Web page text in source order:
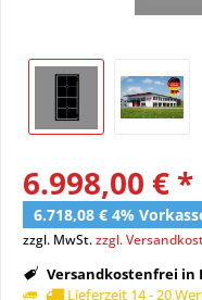
6.998,00 € *
6.718,08 € 4%
zzgl. MwSt.zzgl.
Versandkostenfrei in
Lieferzeit 14 - 20